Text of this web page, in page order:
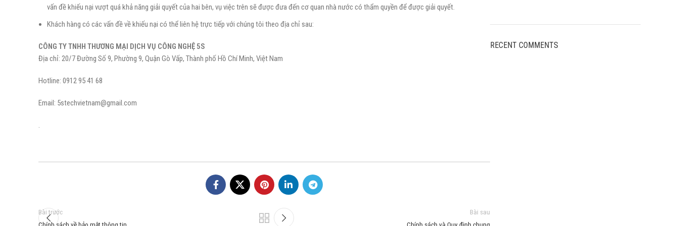
vấn đề khiếu nại vượt quá khả năng giải quyết của hai bên, vụ việc trên sẽ được đưa đến cơ quan nhà nước có thẩm quyền để được giải quyết.
Khách hàng có các vấn đề về khiếu nại có thể liên hệ trực tiếp với chúng tôi theo địa chỉ sau:
CÔNG TY TNHH THƯƠNG MẠI DỊCH VỤ CÔNG NGHỆ 5S
Địa chỉ: 20/7 Đường Số 9, Phường 9, Quận Gò Vấp, Thành phố Hồ Chí Minh, Việt Nam
Hotline: 0912 95 41 68
Email: 5stechvietnam@gmail.com
.
Bài trước
Chính sách về bảo mật thông tin
Bài sau
Chính sách và Quy định chung
RECENT COMMENTS